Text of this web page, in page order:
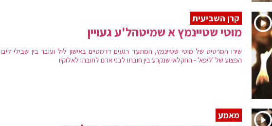
קרן השביעית
מוטי שטיינמץ א שמיטהל'ע געויין
שירו המרטיט של מוטי שטיינמץ, המתעד רגעים דרמטיים באישון ליל ועובר בין שבילי ליבו
הפצוע של 'ליפא' - החקלאי שנקרע בין חובתו לבני אדם לחובתו לאלוקיו
מאמע